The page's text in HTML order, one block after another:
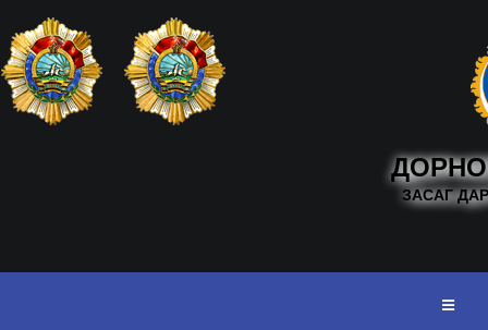
ЗАСАГ